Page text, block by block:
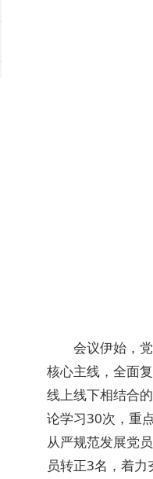
会议伊始，
核心主线，全面
线上线下相结合
论学习30次，重
从严规范发展党
员转正3名，着